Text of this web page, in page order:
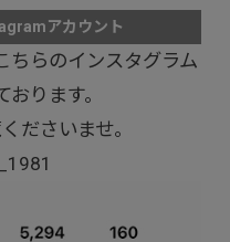
アカウント
ちらのインスタグラム
ります。
ださいませ。